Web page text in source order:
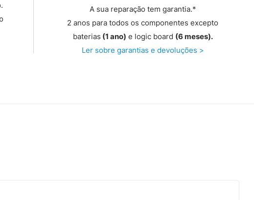
A sua reparação tem garantia.*
2 anos para todos os componentes excepto
baterias (1 ano) e logic board (6 meses).
Ler sobre garantias e devoluções >